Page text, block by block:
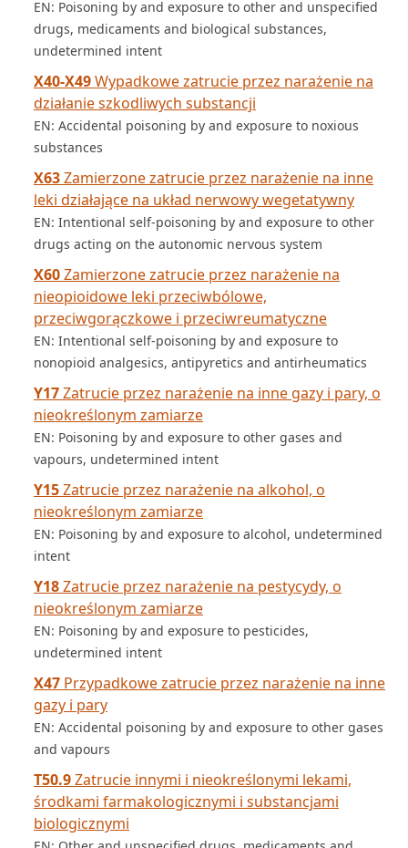
EN: Poisoning by and exposure to other and unspecified
drugs, medicaments and biological substances,
undetermined intent
X40-X49Wypadkowe zatrucie przez narażenie na
działanie szkodliwych substancji
EN: Accidental poisoning by and exposure to noxious
substances
X63Zamierzone zatrucie przez narażenie na inne
leki działające na układ nerwowy wegetatywny
EN: Intentional self-poisoning by and exposure to other
drugs acting on the autonomic nervous system
X60Zamierzone zatrucie przez narażenie na
nieopioidowe leki przeciwbólowe,
przeciwgorączkowe i przeciwreumatyczne
EN: Intentional self-poisoning by and exposure to
nonopioid analgesics, antipyretics and antirheumatics
Y17Zatrucie przez narażenie na inne gazy i pary, o
nieokreślonym zamiarze
EN: Poisoning by and exposure to other gases and
vapours, undetermined intent
Y15Zatrucie przez narażenie na alkohol, o
nieokreślonym zamiarze
EN: Poisoning by and exposure to alcohol, undetermined
intent
Y18Zatrucie przez narażenie na pestycydy, o
nieokreślonym zamiarze
EN: Poisoning by and exposure to pesticides,
undetermined intent
X47 Przypadkowe zatrucie przez narażenie na inne
gazy i pary
EN: Accidental poisoning by and exposure to other gases
and vapours
T50.9Zatrucie innymi i nieokreślonymi lekami,
środkami farmakologicznymi i substancjami
biologicznymi